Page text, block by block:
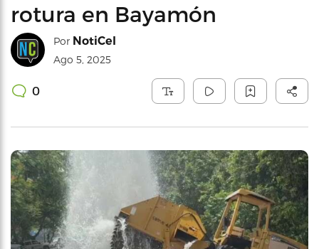
rotura en Bayamón
Por NotiCel
Ago 5, 2025
0